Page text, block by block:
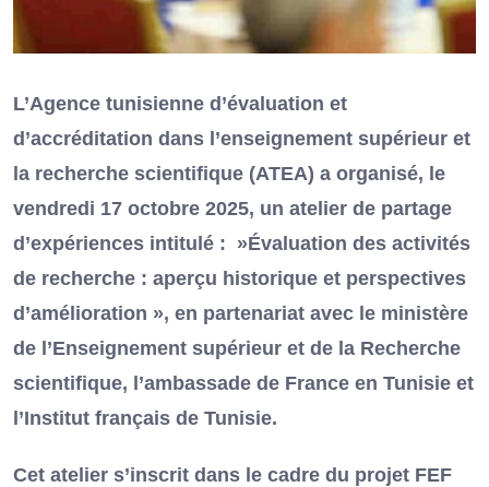
L’Agence tunisienne d’évaluation et
d’accréditation dans l’enseignement supérieur et
la recherche scientifique (ATEA) a organisé, le
vendredi 17 octobre 2025, un atelier de partage
d’expériences intitulé : »Évaluation des activités
de recherche : aperçu historique et perspectives
d’amélioration », en partenariat avec le ministère
de l’Enseignement supérieur et de la Recherche
scientifique, l’ambassade de France en Tunisie et
l’Institut français de Tunisie.
Cet atelier s’inscrit dans le cadre du projet FEF